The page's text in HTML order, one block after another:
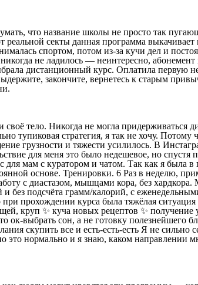
что название школы не просто так
секты данная программа
спортом, потом из-за кучи дел и
не ладилось — неинтересно,
дистанционный курс. Оплатила первую
закончите, вернетесь к старым
тело. Никогда не могла придерживаться
тупиковая стратегия, я так не хочу.
грузности и тяжести усилилось. В
для меня это было недешевое, но
мам с куратором и чатом. Так как я была
основе. Тренировки. 6 Раз в неделю,
с диастазом, мышцами кора, без
без подсчёта грамм/калорий, с
прохождении курса была тяжёлая
круп ✨ куча новых рецептов ✨
ок-выбрать сон, а не готовку
скупить все и есть-есть-есть Я не
нормально и я знаю, каком направлении